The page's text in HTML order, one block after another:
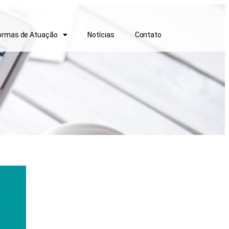
de Atuação Notícias Contato